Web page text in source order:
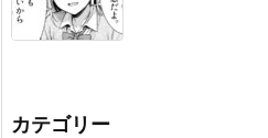
カテゴリー